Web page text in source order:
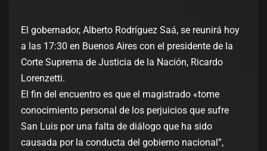
El gobernador, Alberto Rodríguez Saá, se reunirá hoy
a las 17:30 en Buenos Aires con el presidente de la
Corte Suprema de Justicia de la Nación, Ricardo
Lorenzetti.
El fin del encuentro es que el magistrado «tome
conocimiento personal de los perjuicios que sufre
San Luis por una falta de diálogo que ha sido
causada por la conducta del gobierno nacional”,